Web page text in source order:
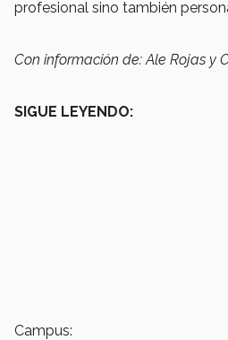
profesional sino también
Con información de: Ale Rojas y
SIGUE LEYENDO:
Campus: